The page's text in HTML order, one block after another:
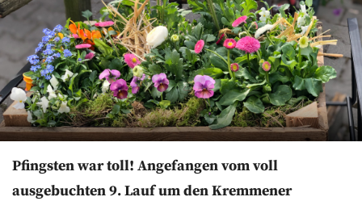
Pfingsten war toll! Angefangen vom voll
ausgebuchten 9. Lauf um den Kremmener